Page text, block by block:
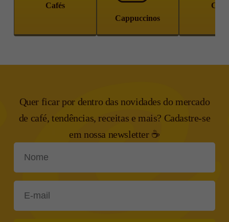
Cafés
Cappuccinos
Chás
Quer ficar por dentro das novidades do mercado
de café, tendências, receitas e mais? Cadastre-se
em nossa newsletter ☕